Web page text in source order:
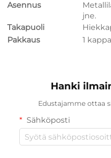
Asennus
jne.
Takapuoli
Pakkaus
1
Hanki
Edustajamme ottaa
Sähköposti